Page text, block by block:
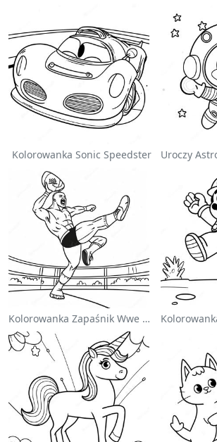
Kolorowanka Sonic Speedster
Kolorowanka Zapaśnik Wwe Skaczący Na Przeciwnika